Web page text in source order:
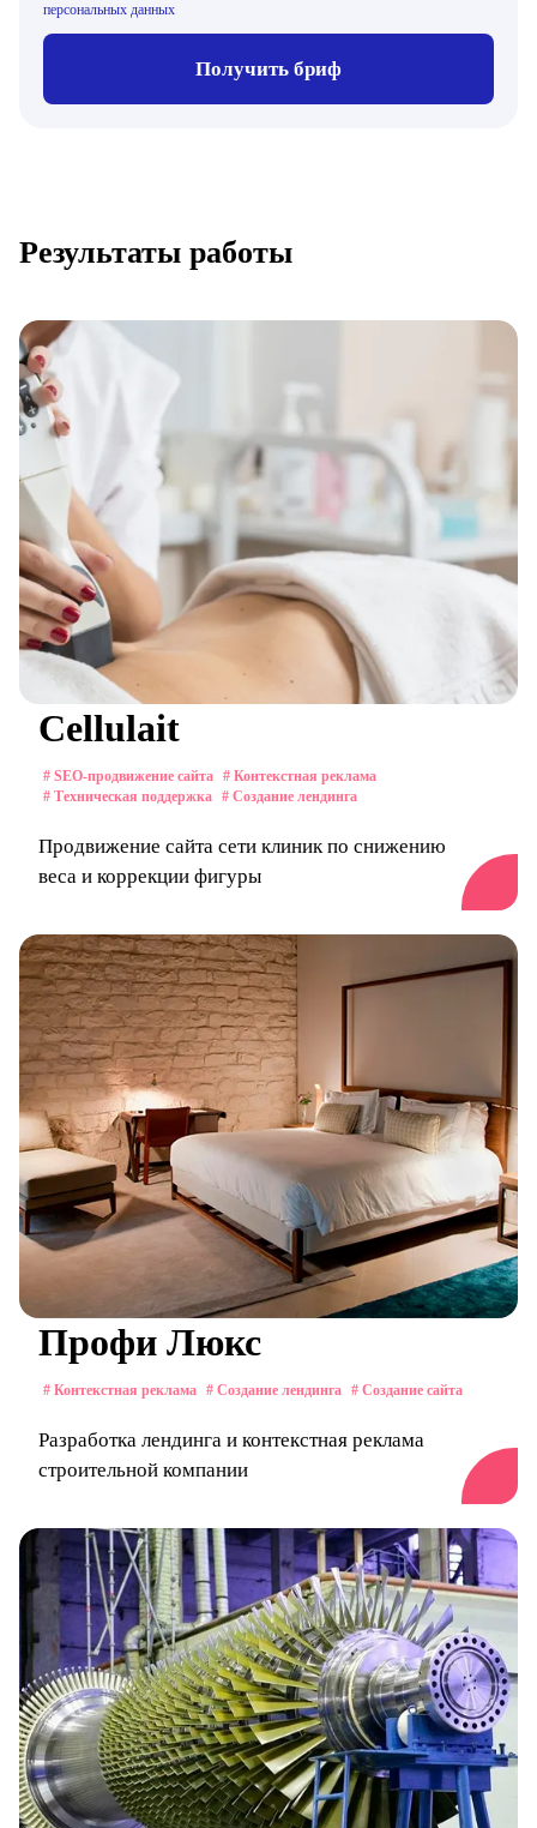
персональных данных
Получить бриф
Результаты работы
Cellulait
# SEO-продвижение сайта # Контекстная реклама
# Техническая поддержка # Создание лендинга
Продвижение сайта сети клиник по снижению
веса и коррекции фигуры
Профи Люкс
# Контекстная реклама # Создание лендинга # Создание сайта
Разработка лендинга и контекстная реклама
строительной компании